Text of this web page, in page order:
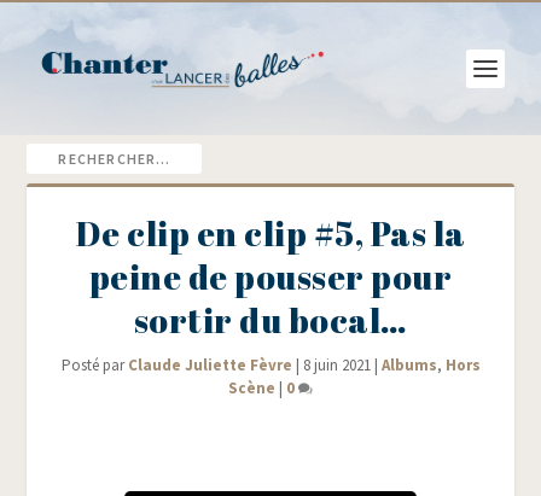
De clip en clip #5, Pas la
peine de pousser pour
sortir du bocal…
Posté parClaude Juliette Fèvre | 8 juin 2021| Albums, Hors
Scène | 0